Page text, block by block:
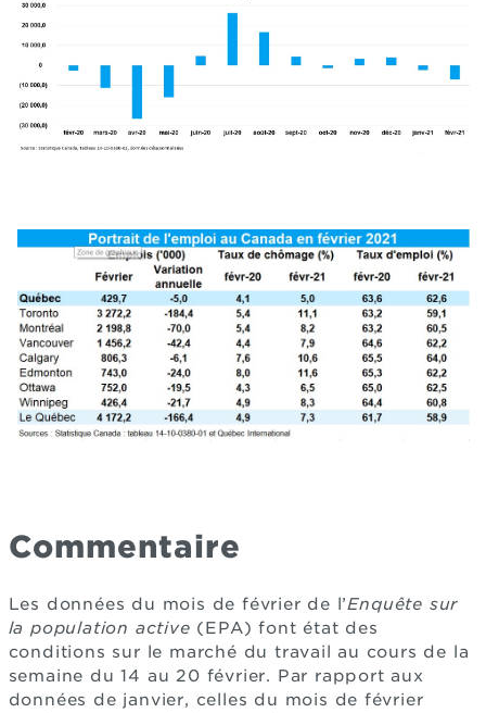
Commentaire
Les données du mois de février de l’Enquête sur
la population active (EPA) font état des
conditions sur le marché du travail au cours de la
semaine du 14 au 20 février. Par rapport aux
données de janvier, celles du mois de février